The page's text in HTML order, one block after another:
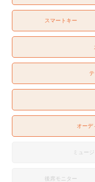
スマートキー
テ
オーデ
ミュー
後席モニター